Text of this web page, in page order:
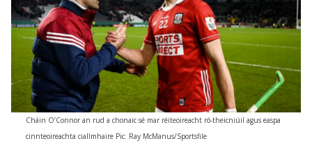
Cháin O’Connor an rud a chonaic sé mar réiteoireacht ró-theicniúil agus easpa
cinnteoireachta ciallmhaire Pic: Ray McManus/Sportsfile